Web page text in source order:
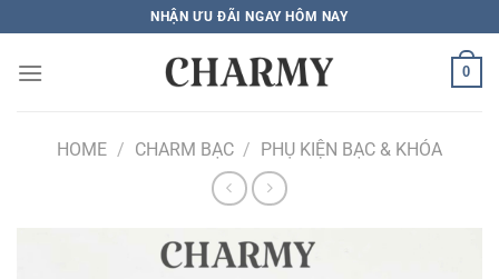
qua
nội
NHẬN ƯU ĐÃI NGAY HÔM NAY
0
HOME / CHARM BẠC / PHỤ KIỆN BẠC & KHÓA